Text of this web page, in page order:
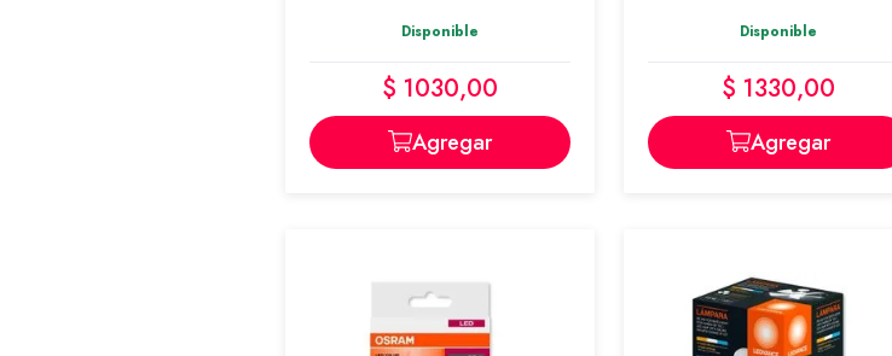
Disponible
$ 1030,00
Agregar
Disponible
$ 1330,00
Agregar